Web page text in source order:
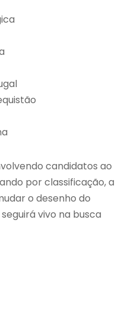
candidatos ao
por classificação, a
o desenho do
vivo na busca